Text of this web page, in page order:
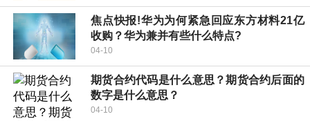
焦点快报!华为为何紧急回应东方材料21亿
收购？华为兼并有些什么特点?
04-10
期货合约代码是什么意思？期货合约后面的
数字是什么意思？
04-10